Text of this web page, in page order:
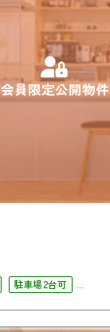
会員限定公開物件
駐車場2台可